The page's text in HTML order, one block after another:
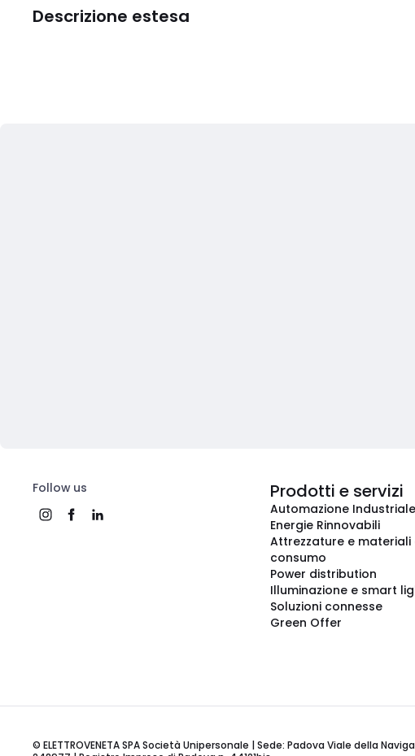
Descrizione estesa
Follow us Prodotti e servizi
Automazione Industriale
Energie Rinnovabili
Attrezzature e materiali
consumo
Power distribution
Illuminazione e smart
Soluzioni connesse
Green Offer
© ELETTROVENETA SPA Società Unipersonale | Sede: Padova Viale della